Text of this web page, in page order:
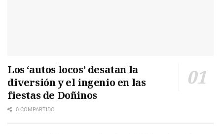
Los ‘autos locos’ desatan la
diversión y el ingenio en las
fiestas de Doñinos
0 COMPARTIDO